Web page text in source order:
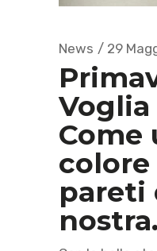
News 29
Come
colore
pareti
nostra.